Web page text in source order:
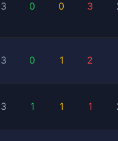
3 0 0 3
3 0 1 2
3 1 1 1